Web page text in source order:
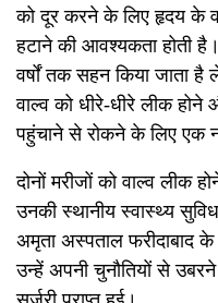
को दूर करने के लिए हृदय के
हटाने की आवश्यकता होती
वर्षों तक सहन किया जाता है
वाल्व को धीरे-धीरे लीक
पहुंचाने से रोकने के लिए एक
दोनों मरीजों को वाल्व लीक
उनकी स्थानीय स्वास्थ्य
अमृता अस्पताल फरीदाबाद के
उन्हें अपनी चुनौतियों से